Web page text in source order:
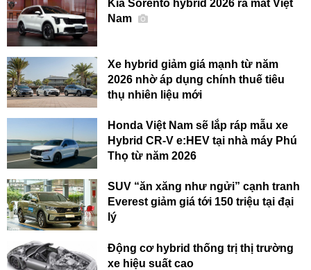
Kia Sorento hybrid 2026 ra mắt Việt
Nam
Xe hybrid giảm giá mạnh từ năm
2026 nhờ áp dụng chính thuế tiêu
thụ nhiên liệu mới
Honda Việt Nam sẽ lắp ráp mẫu xe
Hybrid CR-V e:HEV tại nhà máy Phú
Thọ từ năm 2026
SUV “ăn xăng như ngửi” cạnh tranh
Everest giảm giá tới 150 triệu tại đại
lý
Động cơ hybrid thống trị thị trường
xe hiệu suất cao